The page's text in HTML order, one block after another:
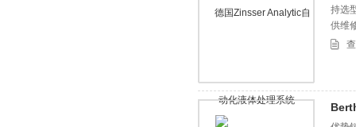
持选
供维